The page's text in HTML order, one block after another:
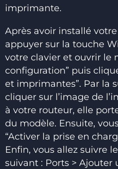
imprimante.
Après avoir installé
appuyer sur la touche
votre clavier et ouvrir le
configuration” puis
et imprimantes”. Par la
cliquer sur l’image de
à votre routeur, elle
du modèle. Ensuite,
“Activer la prise en
Enfin, vous allez suivre
suivant : Ports > Ajouter